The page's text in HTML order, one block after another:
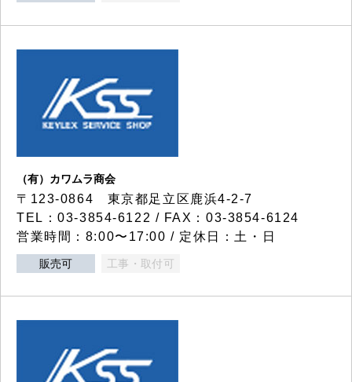
（有）カワムラ商会
〒123-0864 東京都足立区鹿浜4-2-7
TEL：03-3854-6122 / FAX：03-3854-6124
営業時間：8:00〜17:00 / 定休日：土・日
販売可 工事・取付可